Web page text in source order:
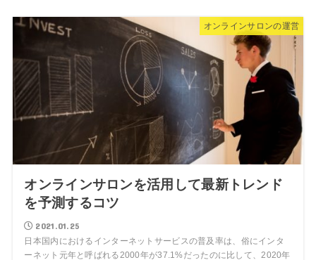
オンラインサロンの運営
オンラインサロンを活用して最新トレンド
を予測するコツ
2021.01.25
日本国内におけるインターネットサービスの普及率は、俗にインタ
ーネット元年と呼ばれる2000年が37.1%だったのに比して、2020年